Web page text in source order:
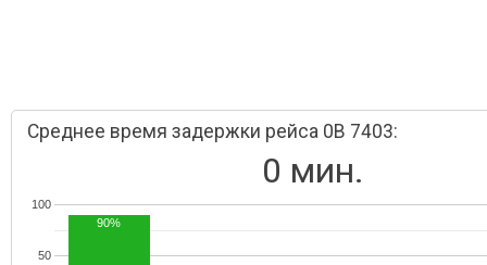
Среднее время задержки рейса 0B 7403:
0 мин.
50
100
90%